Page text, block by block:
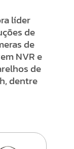
líder
de
de
NVR e
de
dentre